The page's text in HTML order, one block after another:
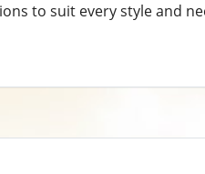
to suit every style and